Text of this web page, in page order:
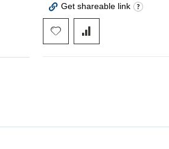
Get shareable link